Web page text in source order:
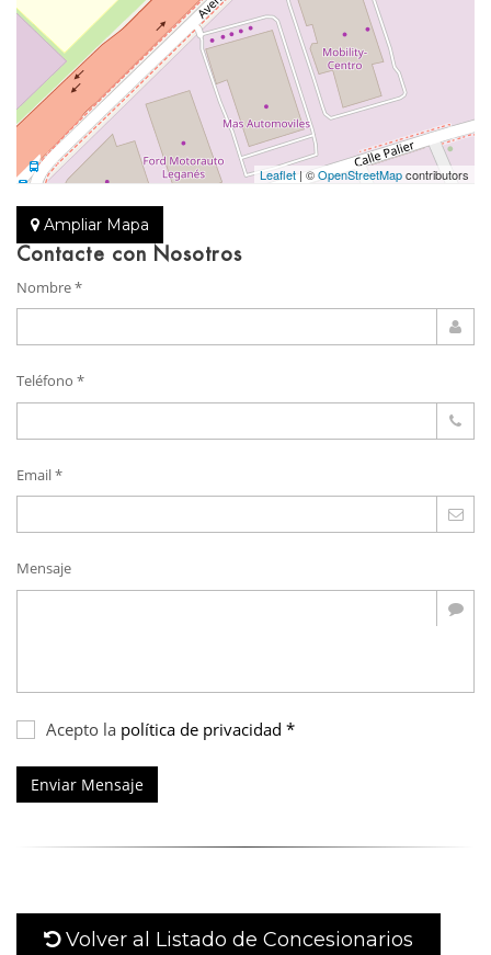
Leaflet | ©OpenStreetMapcontributors
Ampliar Mapa
Contacte con Nosotros
Nombre *
Teléfono *
Email *
Mensaje
Acepto la política de privacidad *
Enviar Mensaje
Volver al Listado de Concesionarios